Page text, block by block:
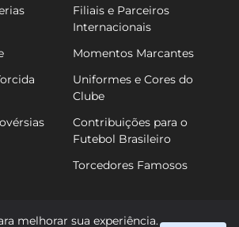
Filiais e Parceiros
Internacionais
Momentos Marcantes
Uniformes e Cores do
Clube
Contribuições para o
Futebol Brasileiro
Torcedores Famosos
melhorar sua experiência.